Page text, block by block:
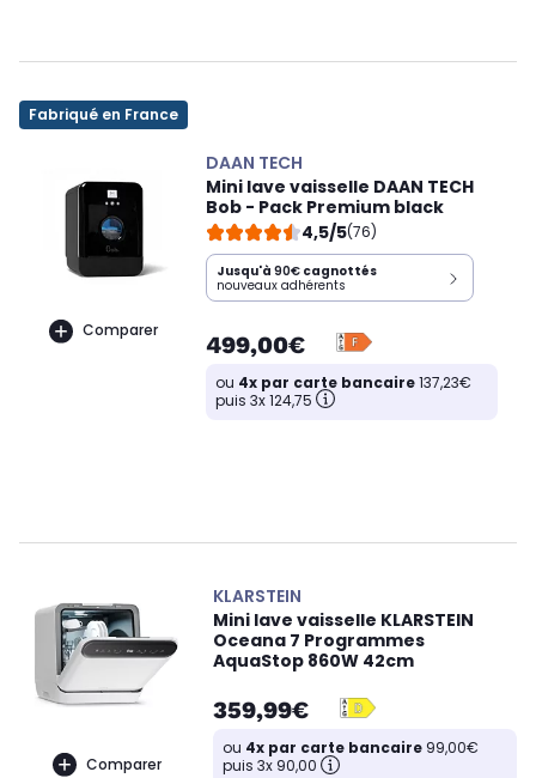
Fabriqué en France
Comparer
DAAN TECH
Mini lave vaisselle DAAN TECH
Bob - Pack Premium black
4,5/5(76)
Jusqu'à 90€ cagnottés
nouveaux adhérents
499,00€
ou 4x par carte bancaire137,23€
puis 3x 124,75
Comparer
KLARSTEIN
Mini lave vaisselle KLARSTEIN
Oceana 7 Programmes
AquaStop 860W 42cm
359,99€
ou 4x par carte bancaire 99,00€
puis 3x 90,00